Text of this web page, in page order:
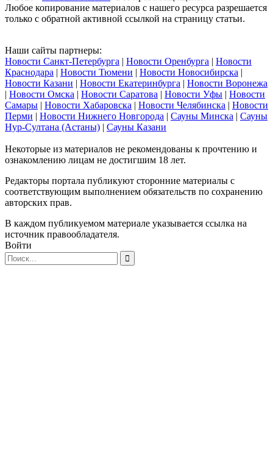
Любое копирование материалов с нашего ресурса разрешается
только с обратной активной ссылкой на страницу статьи.
Наши сайты партнеры:
Новости Санкт-Петербурга | Новости Оренбурга | Новости
Краснодара | Новости Тюмени | Новости Новосибирска |
Новости Казани | Новости Екатеринбурга | Новости Воронежа
| Новости Омска | Новости Саратова | Новости Уфы | Новости
Самары | Новости Хабаровска | Новости Челябинска | Новости
Перми | Новости Нижнего Новгорода | Сауны Минска | Сауны
Нур-Султана (Астаны) | Сауны Казани
Некоторые из материалов не рекомендованы к прочтению и
ознакомлению лицам не достигшим 18 лет.
Редакторы портала публикуют сторонние материалы с
соответствующим выполнением обязательств по сохранению
авторских прав.
В каждом публикуемом материале указывается ссылка на
источник правообладателя.
Войти